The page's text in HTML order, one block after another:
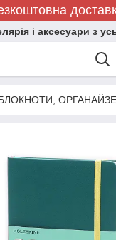
і аксесуари з